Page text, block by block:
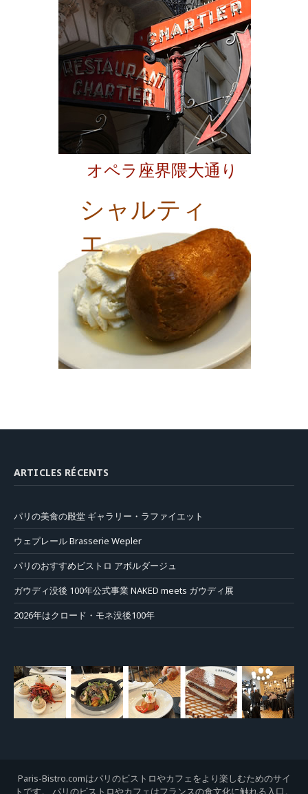
シャルティ
エ
オペラ座界隈大通り
ARTICLES RÉCENTS
パリの美食の殿堂 ギャラリー・ラファイエット
ウェプレール Brasserie Wepler
パリのおすすめビストロ アボルダージュ
ガウディ没後 100年公式事業 NAKED meets ガウディ展
2026年はクロード・モネ没後100年
Paris-Bistro.comはパリのビストロやカフェをより楽しむためのサイ
トです。 パリのビストロやカフェはフランスの食文化に触れる入口。